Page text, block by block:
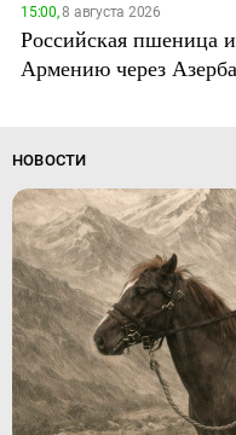
15:00,8 августа 2026
Российская пшеница
Армению через
НОВОСТИ